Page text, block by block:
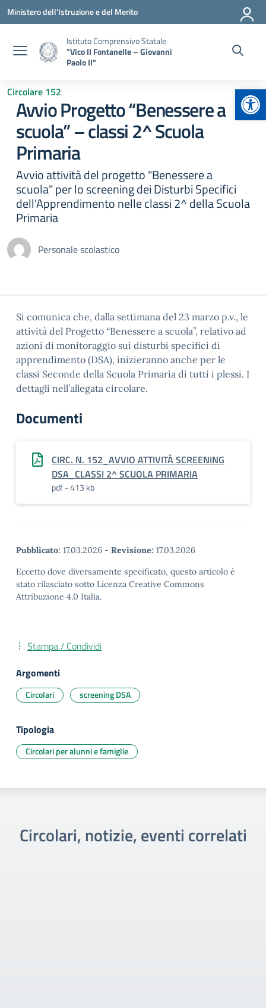
Vai ai contenuti
Vai al menu di navigazione
Vai al footer
Ministero dell'Istruzione e del Merito
Istituto Comprensivo Statale
"Vico II Fontanelle – Giovanni
Paolo II"
Circolare 152
Avvio Progetto “Benessere a
scuola” – classi 2^ Scuola
Primaria
Avvio attività del progetto "Benessere a
scuola" per lo screening dei Disturbi Specifici
dell'Apprendimento nelle classi 2^ della Scuola
Primaria
Personale scolastico
Si comunica che, dalla settimana del 23 marzo p.v., le
attività del Progetto “Benessere a scuola”, relativo ad
azioni di monitoraggio sui disturbi specifici di
apprendimento (DSA), inizieranno anche per le
classi Seconde della Scuola Primaria di tutti i plessi. I
dettagli nell’allegata circolare.
Documenti
CIRC. N. 152_AVVIO ATTIVITÀ SCREENING
DSA_CLASSI 2^ SCUOLA PRIMARIA
pdf - 413 kb
Pubblicato: 17.03.2026 - Revisione: 17.03.2026
Eccetto dove diversamente specificato, questo articolo è
stato rilasciato sotto Licenza Creative Commons
Attribuzione 4.0 Italia.
Stampa / Condividi
Argomenti
Circolari screening DSA
Tipologia
Circolari per alunni e famiglie
Circolari, notizie, eventi correlati